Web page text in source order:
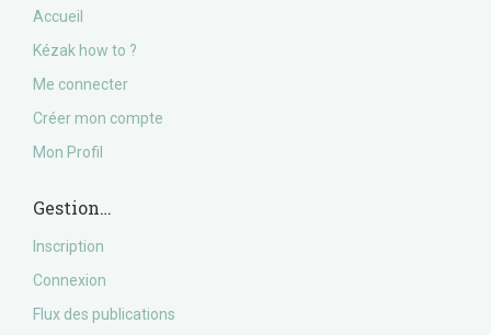
Accueil
Kézak how to ?
Me connecter
Créer mon compte
Mon Profil
Gestion…
Inscription
Connexion
Flux des publications